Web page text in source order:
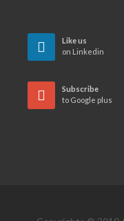
Like us
on Linkedin
Subscribe
to Google plus